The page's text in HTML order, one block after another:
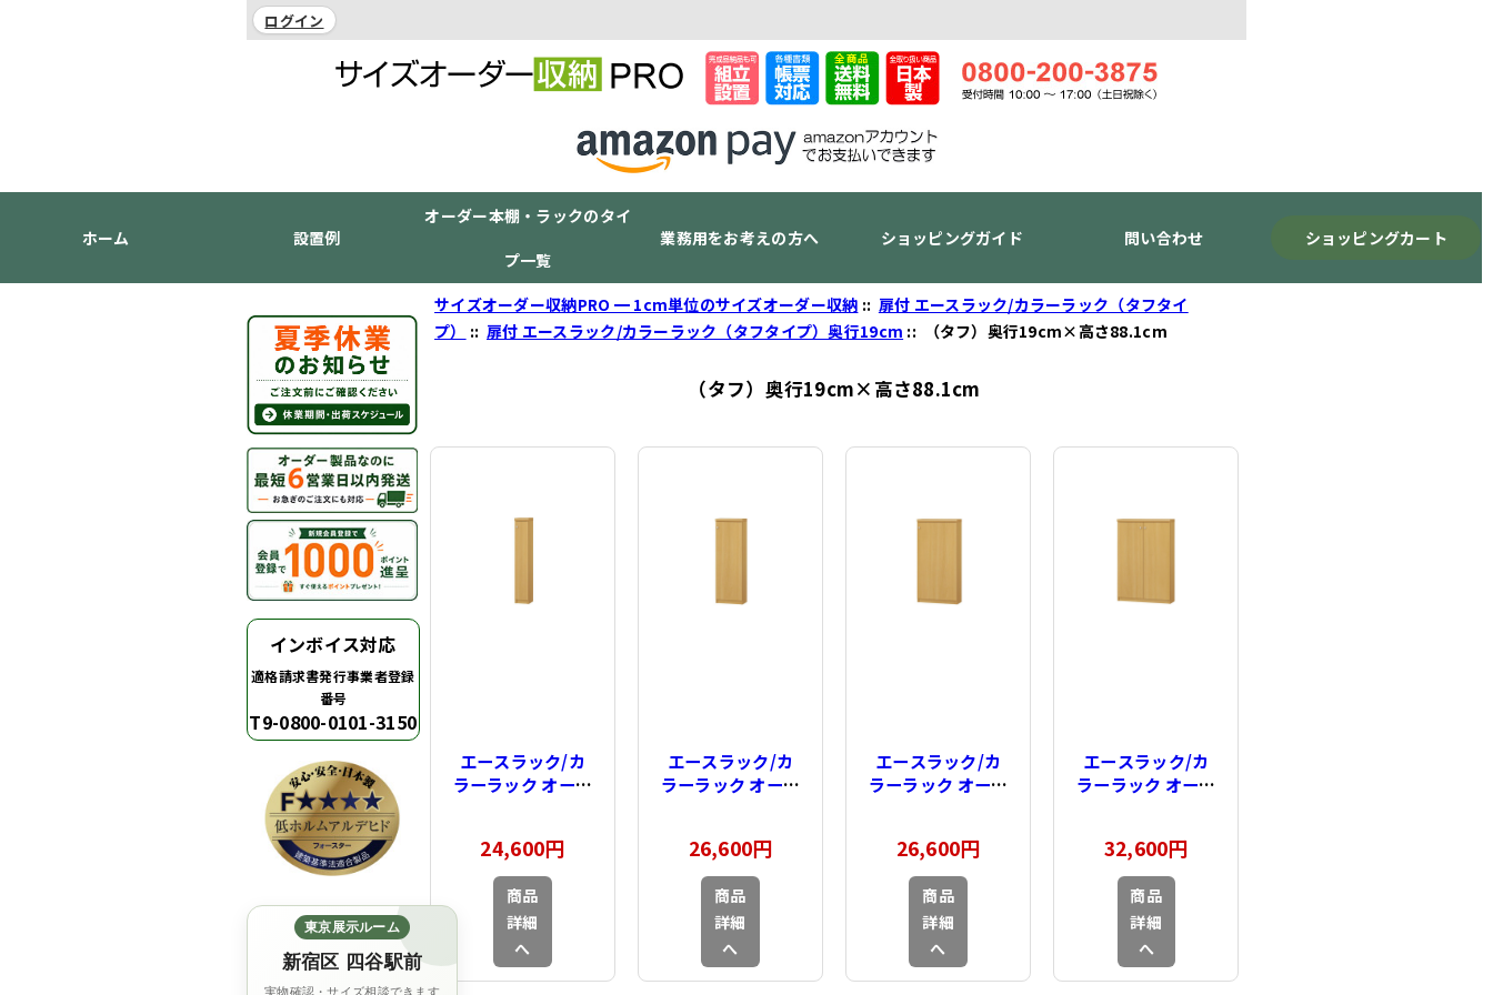
ログイン
ホーム 設置例
オーダー本棚・ラックのタイ
プ一覧
業務用をお考えの方へ ショッピングガイド 問い合わせ ショッピングカート
インボイス対応
適格請求書発行事業者登録
番号
T9-0800-0101-3150
東京展示ルーム
新宿区 四谷駅前
実物確認・サイズ相談できます
サイズオーダー収納PRO ━ 1cm単位のサイズオーダー収納 :: 扉付 エースラック/カラーラック（タフタイ
プ）
:: 扉付 エースラック/カラーラック（タフタイプ）奥行19cm :: （タフ）奥行19cm×高さ88.1cm
（タフ）奥行19cm×高さ88.1cm
エースラック/カ
ラーラック オーダ
88.1cm×幅15～
24cm（タフタイ
プ）
24,600円
商品
詳細
へ
エースラック/カ
ラーラック オーダ
88.1cm×幅25～
29cm（タフタイ
プ）
26,600円
商品
詳細
へ
エースラック/カ
ラーラック オーダ
88.1cm×幅30～
44cm（タフタイ
プ）
26,600円
商品
詳細
へ
エースラック/カ
ラーラック オーダ
88.1cm×幅45～
59cm（タフタイ
プ）
32,600円
商品
詳細
へ